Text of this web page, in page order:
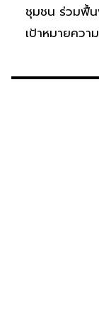
ชุมชน ร่วมฟื้น
เป้าหมายควา